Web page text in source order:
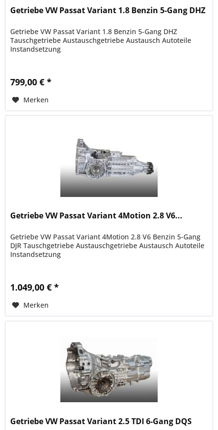
Getriebe VW Passat Variant 1.8 Benzin 5-Gang DHZ
Getriebe VW Passat Variant 1.8 Benzin 5-Gang DHZ
Tauschgetriebe Austauschgetriebe Austausch Autoteile
Instandsetzung
799,00 € *
Merken
Getriebe VW Passat Variant 4Motion 2.8 V6...
Getriebe VW Passat Variant 4Motion 2.8 V6 Benzin 5-Gang
DJR Tauschgetriebe Austauschgetriebe Austausch Autoteile
Instandsetzung
1.049,00 € *
Merken
Getriebe VW Passat Variant 2.5 TDI 6-Gang DQS